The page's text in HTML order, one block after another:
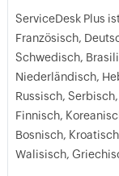
ServiceDesk Plus
Französisch,
Schwedisch,
Niederländisch,
Russisch,
Finnisch,
Bosnisch,
Walisisch,